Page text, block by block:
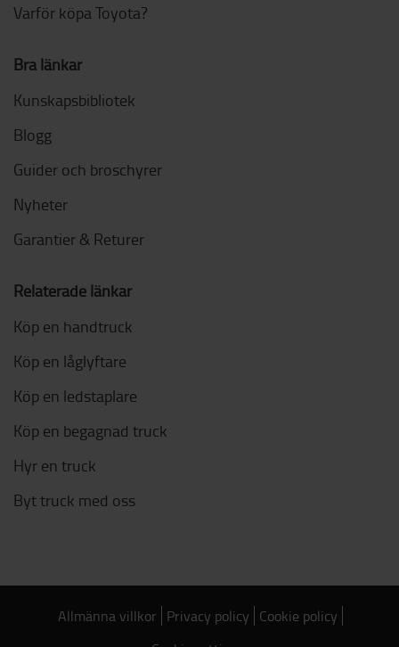
Varför köpa Toyota?
Bra länkar
Kunskapsbibliotek
Blogg
Guider och broschyrer
Nyheter
Garantier & Returer
Relaterade länkar
Köp en handtruck
Köp en låglyftare
Köp en ledstaplare
Köp en begagnad truck
Hyr en truck
Byt truck med oss
Allmänna villkor Privacy policy Cookie policy